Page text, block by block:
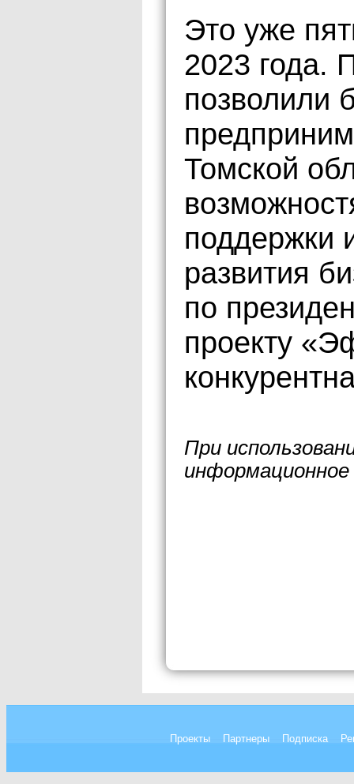
Это уже
2023 года.
позволили
Томской
поддержки
развития
по
проекту
При
Проекты Партнеры Подписка